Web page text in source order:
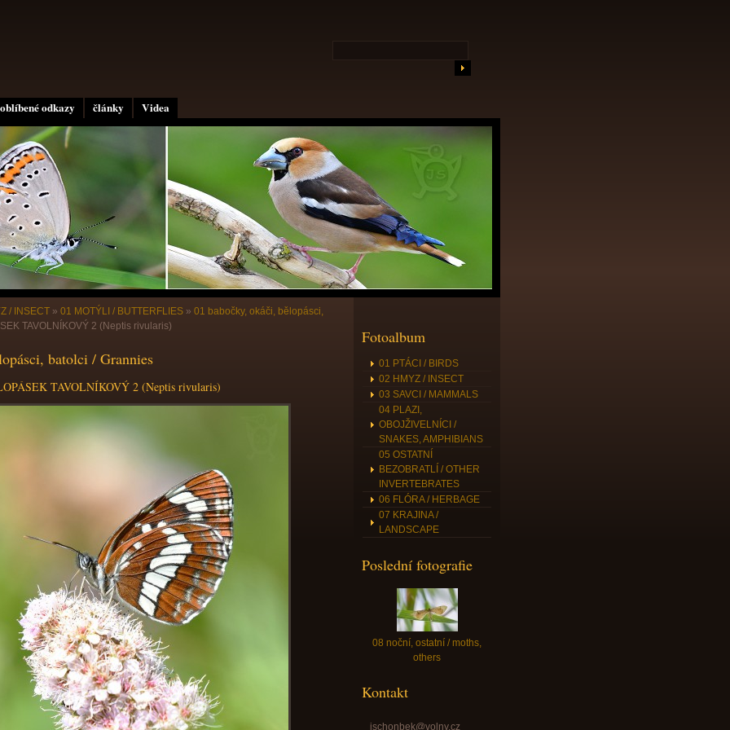
odkazy články Videa
/ INSECT » 01 MOTÝLI / BUTTERFLIES » 01 babočky, okáči, bělopásci,
TAVOLNÍKOVÝ 2 (Neptis rivularis)
batolci / Grannies
TAVOLNÍKOVÝ 2 (Neptis rivularis)
Fotoalbum
01 PTÁCI / BIRDS
02 HMYZ / INSECT
03 SAVCI / MAMMALS
04 PLAZI,
OBOJŽIVELNÍCI /
SNAKES, AMPHIBIANS
05 OSTATNÍ
BEZOBRATLÍ / OTHER
INVERTEBRATES
06 FLÓRA / HERBAGE
07 KRAJINA /
LANDSCAPE
Poslední fotografie
08 noční, ostatní / moths,
others
Kontakt
jschonbek@volny.cz